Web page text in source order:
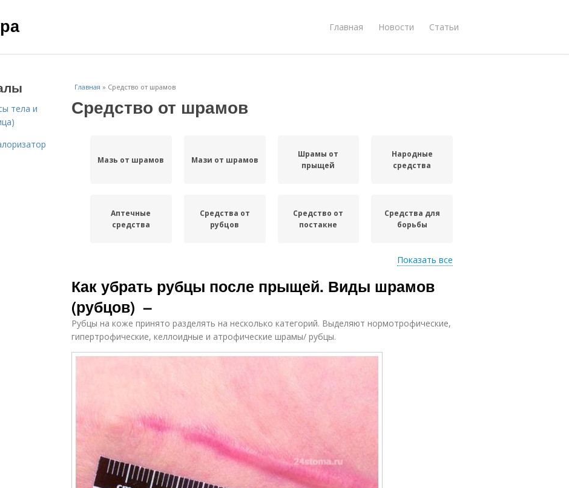
Главная Новости Статьи
Главная » Средство от шрамов
Средство от шрамов
Мазь от шрамов Мази от шрамов
Шрамы от
прыщей
Народные
средства
Аптечные
средства
Средства от
рубцов
Средство от
постакне
Средства для
борьбы
Показать все
Как убрать рубцы после прыщей. Виды шрамов
(рубцов) –
Рубцы на коже принято разделять на несколько категорий. Выделяют нормотрофические,
гипертрофические, келлоидные и атрофические шрамы/ рубцы.
тела и